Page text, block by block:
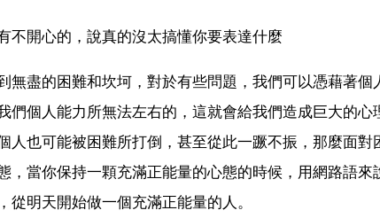
不開心的，說真的沒太搞懂你要表達什麼
無盡的困難和坎坷，對於有些問題，我們可以憑藉著
們個人能力所無法左右的，這就會給我們造成巨大的
人也可能被困難所打倒，甚至從此一蹶不振，那麼面
，當你保持一顆充滿正能量的心態的時候，用網路語來
從明天開始做一個充滿正能量的人。